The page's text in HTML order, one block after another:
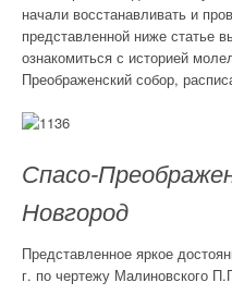
начали восстанавливать и
представленной ниже статье
ознакомиться с историей
Преображенский собор,
Спасо-
Новгород
Представленное яркое
г. по чертежу Малиновского